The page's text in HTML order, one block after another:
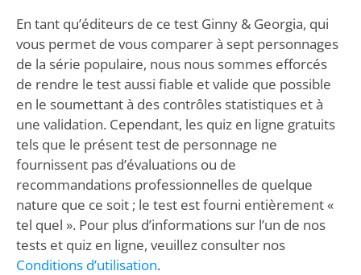
En tant qu’éditeurs de ce test Ginny & Georgia, qui
vous permet de vous comparer à sept personnages
de la série populaire, nous nous sommes efforcés
de rendre le test aussi fiable et valide que possible
en le soumettant à des contrôles statistiques et à
une validation. Cependant, les quiz en ligne gratuits
tels que le présent test de personnage ne
fournissent pas d’évaluations ou de
recommandations professionnelles de quelque
nature que ce soit ; le test est fourni entièrement «
tel quel ». Pour plus d’informations sur l’un de nos
tests et quiz en ligne, veuillez consulter nos
Conditions d’utilisation.